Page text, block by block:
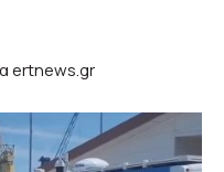
ertnews.gr